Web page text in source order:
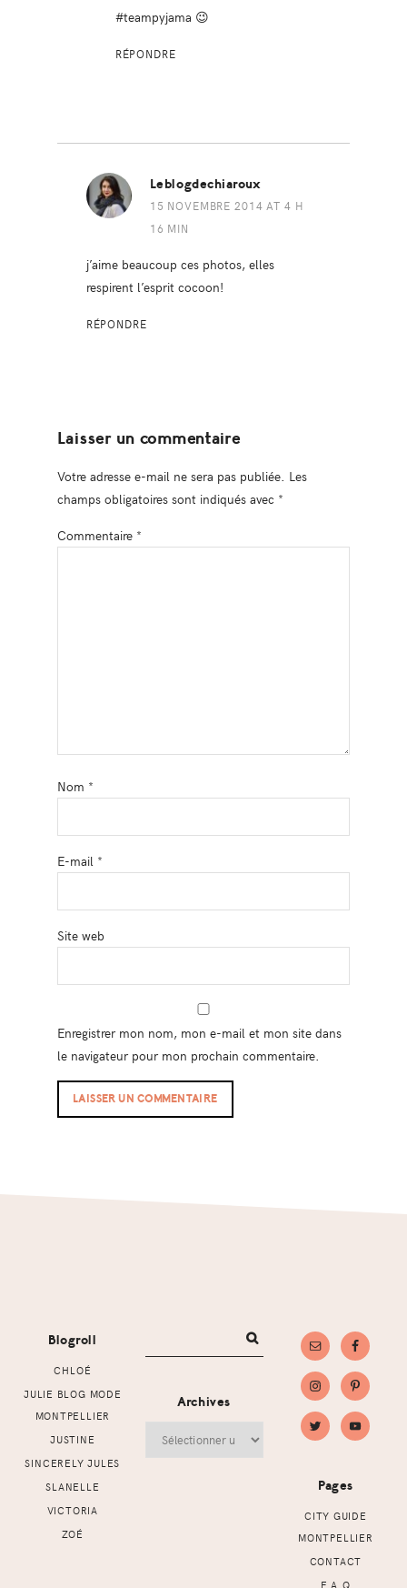
#teampyjama 😉
RÉPONDRE
Leblogdechiaroux
15 NOVEMBRE 2014 AT 4 H
16 MIN
j’aime beaucoup ces photos, elles
respirent l’esprit cocoon!
RÉPONDRE
Laisser un commentaire
Votre adresse e-mail ne sera pas publiée. Les
champs obligatoires sont indiqués avec *
Commentaire *
Nom *
E-mail *
Site web
Enregistrer mon nom, mon e-mail et mon site dans
le navigateur pour mon prochain commentaire.
Blogroll
CHLOÉ
JULIE BLOG MODE
MONTPELLIER
JUSTINE
SINCERELY JULES
SLANELLE
VICTORIA
ZOÉ
Archives
Pages
CITY GUIDE
MONTPELLIER
CONTACT
F.A.Q